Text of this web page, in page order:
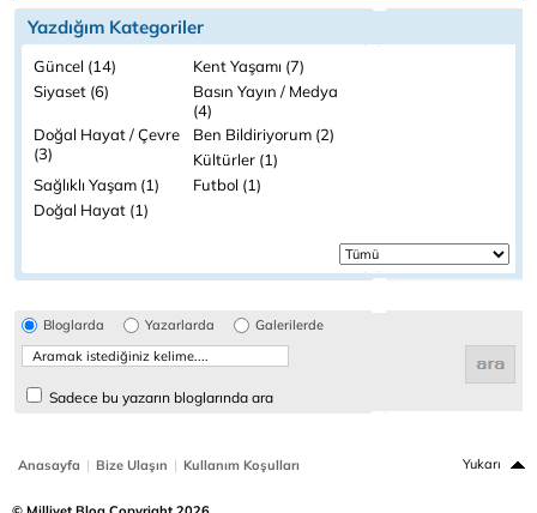
Yazdığım Kategoriler
Güncel (14)
Kent Yaşamı (7)
Siyaset (6)
Basın Yayın / Medya
(4)
Doğal Hayat / Çevre
(3)
Ben Bildiriyorum (2)
Kültürler (1)
Sağlıklı Yaşam (1)
Futbol (1)
Doğal Hayat (1)
Bloglarda Yazarlarda Galerilerde
Sadece bu yazarın bloglarında ara
Anasayfa | Bize Ulaşın | Kullanım Koşulları Yukarı